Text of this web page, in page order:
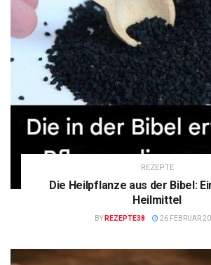
REZEPTE
Die Heilpflanze aus der Bibel:
Heilmittel
BY REZEPTE38 26 FEBRUAR